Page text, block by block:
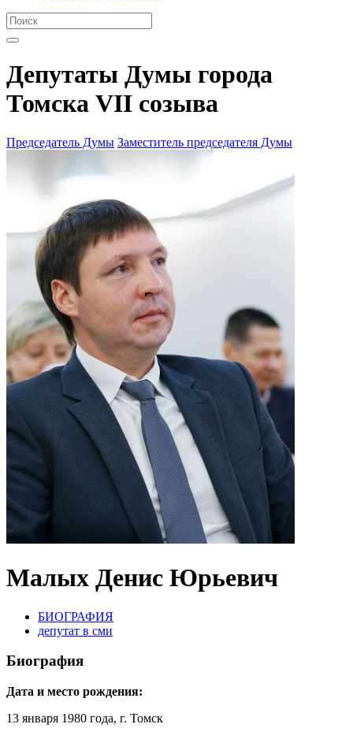
Депутаты Думы города
Томска VII созыва
Председатель Думы Заместитель председателя Думы
Малых Денис Юрьевич
БИОГРАФИЯ
депутат в сми
Биография
Дата и место рождения:
13 января 1980 года, г. Томск